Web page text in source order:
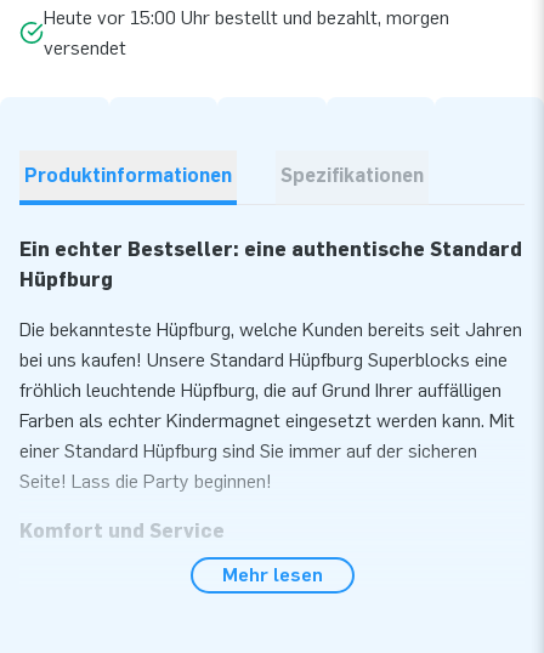
Heute vor 15:00 Uhr bestellt und bezahlt, morgen
versendet
Produktinformationen Spezifikationen
Ein echter Bestseller: eine authentische Standard
Hüpfburg
Die bekannteste Hüpfburg, welche Kunden bereits seit Jahren
bei uns kaufen! Unsere Standard Hüpfburg Superblocks eine
fröhlich leuchtende Hüpfburg, die auf Grund Ihrer auffälligen
Farben als echter Kindermagnet eingesetzt werden kann. Mit
einer Standard Hüpfburg sind Sie immer auf der sicheren
Seite! Lass die Party beginnen!
Komfort und Service
Bauen Sie unsere Standard Hüpfburg Superblocks innerhalb
Mehr lesen